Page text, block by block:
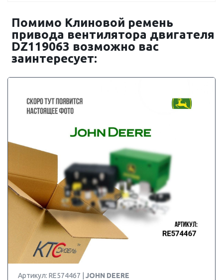
Помимо Клиновой ремень
привода вентилятора двигателя
DZ119063 возможно вас
заинтересует:
Артикул: RE574467 | JOHN DEERE